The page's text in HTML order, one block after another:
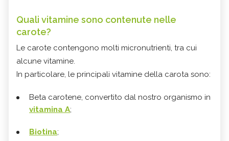
Quali vitamine sono contenute nelle
carote?
Le carote contengono molti micronutrienti, tra cui
alcune vitamine.
In particolare, le principali vitamine della carota sono:
Beta carotene, convertito dal nostro organismo in
vitamina A;
Biotina;